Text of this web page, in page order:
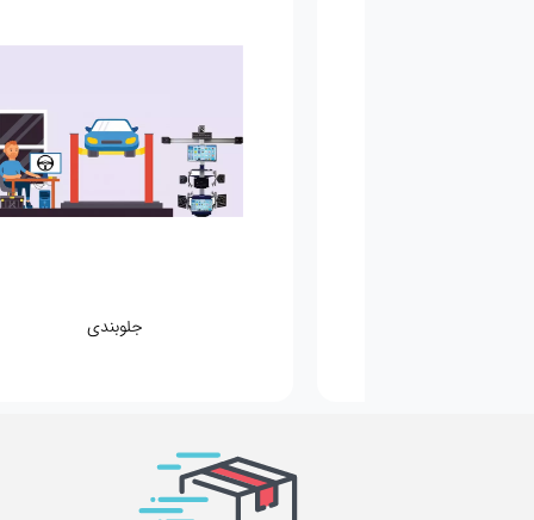
برق و باطری و دیاگ